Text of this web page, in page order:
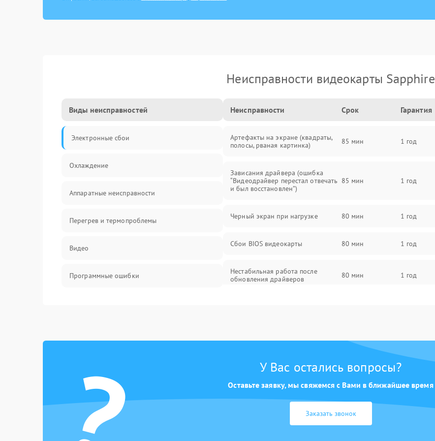
Неисправности видеокарты Sapphire
Виды неисправностей
Электронные сбои
Охлаждение
Аппаратные неисправности
Перегрев и термопроблемы
Видео
Программные ошибки
Питание
Электронные компоненты
Неисправности Срок Гарантия
Артефакты на экране (квадраты,
полосы, рваная картинка)
85 мин 1 год
Зависания драйвера (ошибка
“Видеодрайвер перестал отвечать
и был восстановлен”)
85 мин 1 год
Черный экран при нагрузке 80 мин 1 год
Сбои BIOS видеокарты 80 мин 1 год
Нестабильная работа после
обновления драйверов
80 мин 1 год
У Вас остались вопросы?
Оставьте заявку, мы свяжемся с Вами в ближайшее время
Заказать звонок